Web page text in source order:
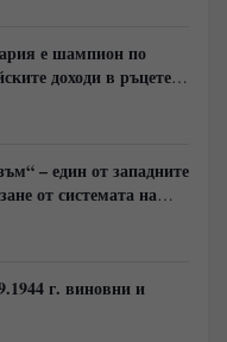
е шампион по
доходи в ръцете
и САЩ
– един от западните
от системата на
г. виновни и